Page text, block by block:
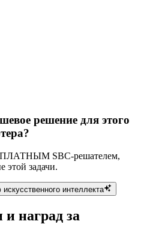
решение для этого
SBC-решателем,
этой задачи.
интеллекта
наград за